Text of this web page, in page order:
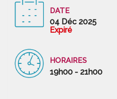
DATE
04 Déc 2025
Expiré
HORAIRES
19h00 - 21h00